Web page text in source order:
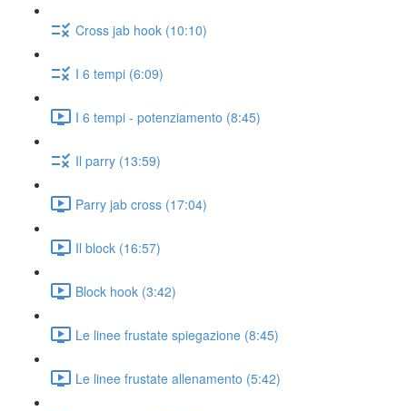
Cross jab hook (10:10)
I 6 tempi (6:09)
I 6 tempi - potenziamento (8:45)
Il parry (13:59)
Parry jab cross (17:04)
Il block (16:57)
Block hook (3:42)
Le linee frustate spiegazione (8:45)
Le linee frustate allenamento (5:42)